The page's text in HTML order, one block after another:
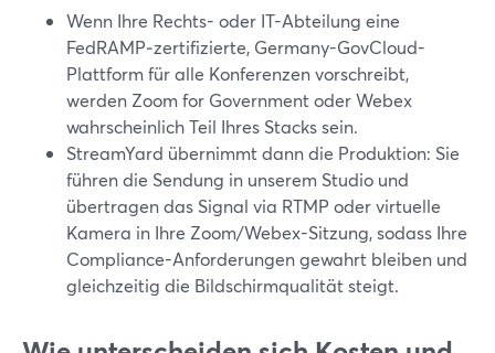
Wenn Ihre Rechts- oder IT-Abteilung eine
FedRAMP‑zertifizierte, Germany-GovCloud-
Plattform für alle Konferenzen vorschreibt,
werden Zoom for Government oder Webex
wahrscheinlich Teil Ihres Stacks sein.
StreamYard übernimmt dann die Produktion: Sie
führen die Sendung in unserem Studio und
übertragen das Signal via RTMP oder virtuelle
Kamera in Ihre Zoom/Webex-Sitzung, sodass Ihre
Compliance-Anforderungen gewahrt bleiben und
gleichzeitig die Bildschirmqualität steigt.